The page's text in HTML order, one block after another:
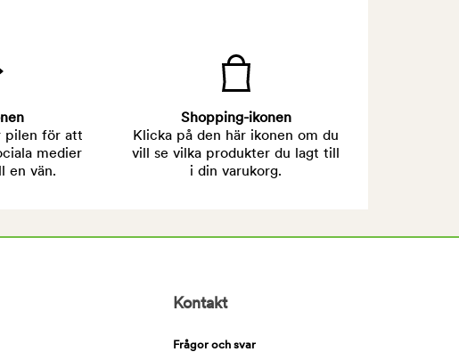
pilen för att
medier
en vän.
Shopping-ikonen
Klicka på den här ikonen om du
vill se vilka produkter du lagt till
i din varukorg.
Kontakt
Frågor och svar